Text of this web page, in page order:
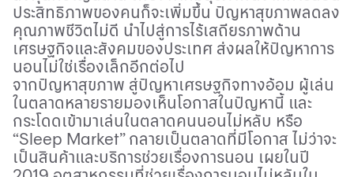
ประสิทธิภาพของคนก็จะเพิ่มขึ้น ปัญหาสุขภาพลดลง
คุณภาพชีวิตไม่ดี นำไปสู่การไร้เสถียรภาพด้าน
เศรษฐกิจและสังคมของประเทศ ส่งผลให้ปัญหาการ
นอนไม่ใช่เรื่องเล็กอีกต่อไป
จากปัญหาสุขภาพ สู่ปัญหาเศรษฐกิจทางอ้อม ผู้เล่น
ในตลาดหลายรายมองเห็นโอกาสในปัญหานี้ และ
กระโดดเข้ามาเล่นในตลาดคนนอนไม่หลับ หรือ
“Sleep Market” กลายเป็นตลาดที่มีโอกาส ไม่ว่าจะ
เป็นสินค้าและบริการช่วยเรื่องการนอน เผยในปี